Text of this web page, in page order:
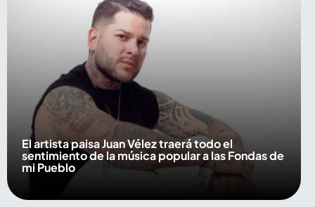
El artista paisa Juan Vélez traerá todo el
sentimiento de la música popular a las Fondas de
mi Pueblo